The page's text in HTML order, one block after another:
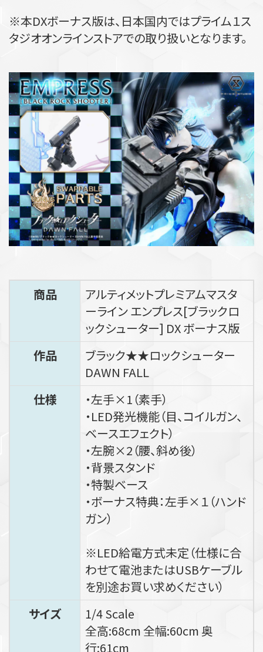
※本DXボーナス版は、日本国内ではプライム１ス
タジオオンラインストアでの取り扱いとなります。
商品
アルティメットプレミアムマスタ
ーライン エンプレス[ブラックロ
ックシューター] DX ボーナス版
作品
ブラック★★ロックシューター
DAWN FALL
仕様
・左手×1（素手）
・LED発光機能（目、コイルガン、
ベースエフェクト）
・左腕×2（腰、斜め後）
・背景スタンド
・特製ベース
・ボーナス特典：左手×１（ハンド
ガン）
※LED給電方式未定（仕様に合
わせて電池またはUSBケーブル
を別途お買い求めください）
サイズ
1/4 Scale
全高:68cm 全幅:60cm 奥
行:61cm